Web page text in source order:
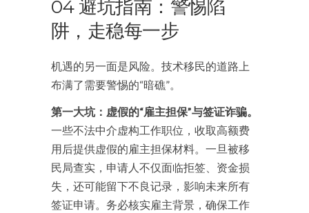
04 避坑指南：警惕陷
阱，走稳每一步
机遇的另一面是风险。技术移民的道路上
布满了需要警惕的“暗礁”。
第一大坑：虚假的“雇主担保”与签证诈骗。
一些不法中介虚构工作职位，收取高额费
用后提供虚假的雇主担保材料。一旦被移
民局查实，申请人不仅面临拒签、资金损
失，还可能留下不良记录，影响未来所有
签证申请。务必核实雇主背景，确保工作